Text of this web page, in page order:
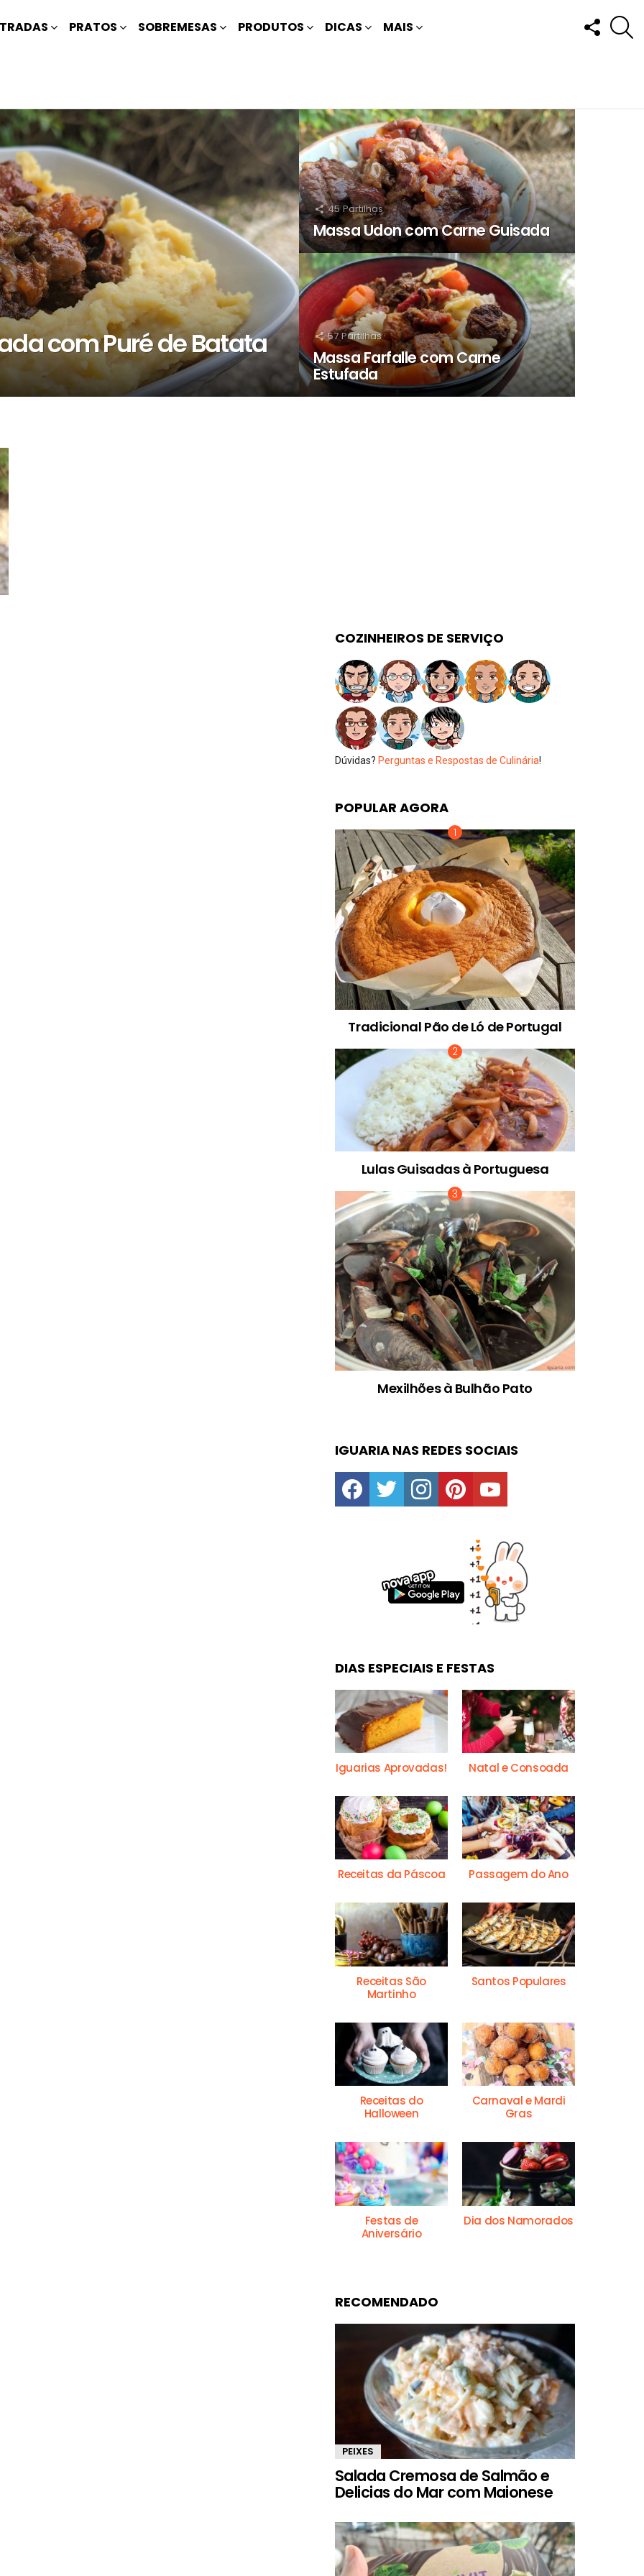
PRATOS SOBREMESAS PRODUTOS DICAS MAIS
FOLLOW
US
com Puré de Batata
45 Partilhas
Massa Udon com Carne Guisada
57 Partilhas
Massa Farfalle com Carne
Estufada
COZINHEIROS DE SERVIÇO
Dúvidas? Perguntas e Respostas de Culinária!
POPULAR AGORA
Tradicional Pão de Ló de Portugal
Lulas Guisadas à Portuguesa
Mexilhões à Bulhão Pato
IGUARIA NAS REDES SOCIAIS
facebooktwitter instagrampinterestyoutube
DIAS ESPECIAIS E FESTAS
Iguarias Aprovadas! Natal e Consoada
Receitas da Páscoa Passagem do Ano
Receitas São
Martinho
Santos Populares
Receitas do
Halloween
Carnaval e Mardi
Gras
Festas de
Aniversário
Dia dos Namorados
RECOMENDADO
PEIXES
Salada Cremosa de Salmão e
Delicias do Mar com Maionese